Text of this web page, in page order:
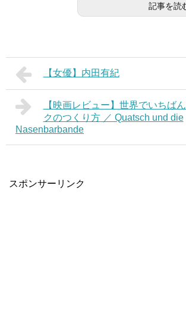
記事を読
【女優】内田有紀
【映画レビュー】世界でいちば
クのつくり方 ／ Quatsch und die
Nasenbarbande
スポンサーリンク